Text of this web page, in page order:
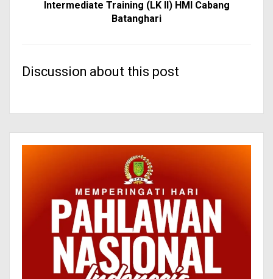
Intermediate Training (LK II) HMI Cabang
Batanghari
Discussion about this post